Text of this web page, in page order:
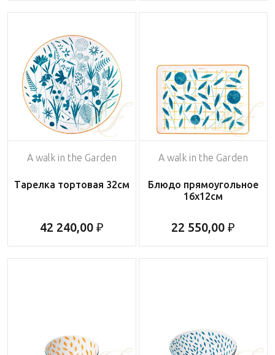
A walk in the Garden
Тарелка тортовая 32см
42 240,00 ₽
A walk in the Garden
Блюдо прямоугольное
16x12см
22 550,00 ₽